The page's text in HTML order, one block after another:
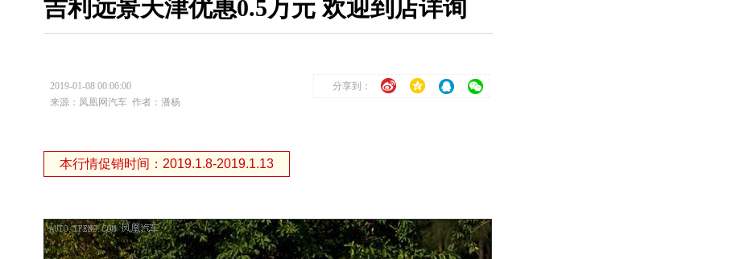
吉利远景天津优惠0.5万元 欢迎到店详询
2019-01-08 00:06:00
分享到：
来源：凤凰网汽车 作者：潘杨
本行情促销时间：2019.1.8-2019.1.13